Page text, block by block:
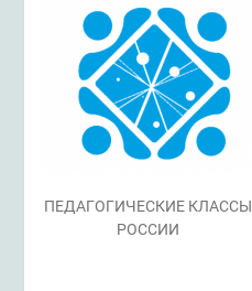
ПЕДАГОГИЧЕСКИЕ КЛАССЫ
РОССИИ